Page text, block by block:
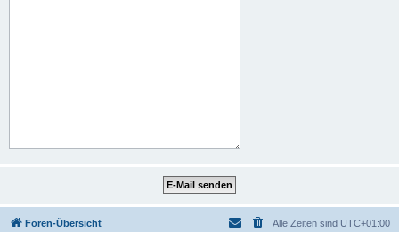
Foren-Übersicht Alle Zeiten sind UTC+01:00